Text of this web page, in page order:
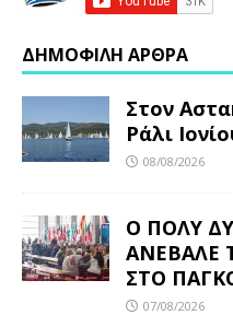
ΔΗΜΟΦΙΛΗ ΑΡΘΡΑ
Στον
Ράλι
08/08/2026
Ο ΠΟΛΥ
ΑΝΕΒΑΛΕ
ΣΤΟ
07/08/2026